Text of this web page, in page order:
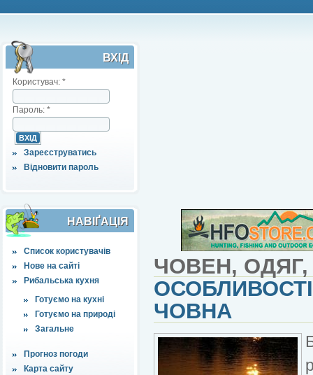
ВХІД
Користувач: *
Пароль: *
Зареєструватись
Відновити пароль
НАВІҐАЦІЯ
Список користувачів
Нове на сайті
Рибальська кухня
Готуємо на кухні
Готуємо на природі
Загальне
Прогноз погоди
Карта сайту
ЧОВЕН,
ЧОВНА